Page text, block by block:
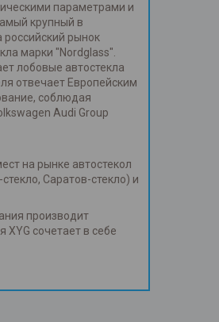
параметрами и
крупный в
российский рынок
марки "Nordglass".
лобовые автостекла
отвечает Европейским
соблюдая
Audi Group
на рынке автостекол
Саратов-стекло) и
производит
сочетает в себе